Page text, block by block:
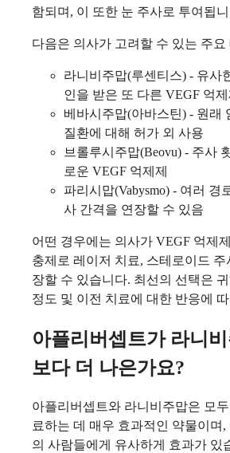
함되며, 이 또한 눈 주사로 투여됩
다음은 의사가 고려할 수 있는 주요
라니비주맙(루센티스) - 유사
인을 받은 또 다른 VEGF 억제
베바시주맙(아바스틴) - 원래
질환에 대해 허가 외 사용
브롤루시주맙(Beovu) - 주사
로운 VEGF 억제제
파리시맙(Vabysmo) - 여러 경
사 간격을 연장할 수 있음
어떤 경우에는 의사가 VEGF 억제
충제로 레이저 치료, 스테로이드 주
장할 수 있습니다. 최선의 선택은
정도 및 이전 치료에 대한 반응에
아플리버셉트가 라니
보다 더 나은가요?
아플리버셉트와 라니비주맙은 모
료하는 데 매우 효과적인 약물이며
의 사람들에게 유사하게 효과가 있